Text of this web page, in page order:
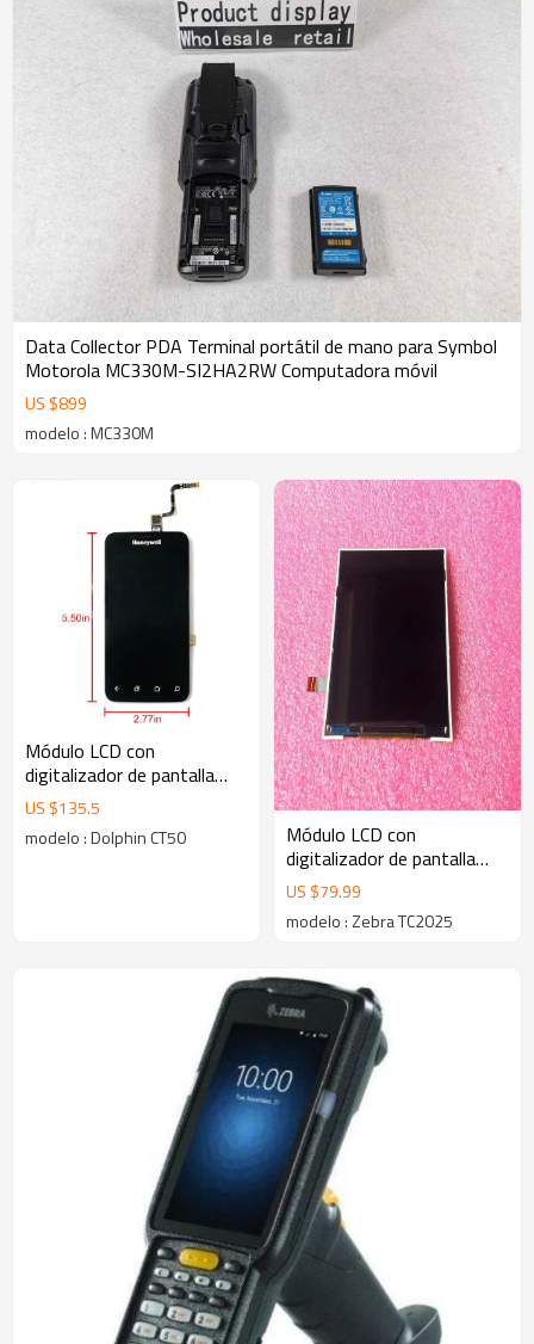
Data Collector PDA Terminal portátil de mano para Symbol
Motorola MC330M-SI2HA2RW Computadora móvil
US $899
modelo : MC330M
Módulo LCD con
digitalizador de pantalla
táctil para Honeywell
Dolphin CT50
US $135.5
modelo : Dolphin CT50
Módulo LCD con
digitalizador de pantalla
táctil para Zebra TC2025
US $79.99
modelo : Zebra TC2025